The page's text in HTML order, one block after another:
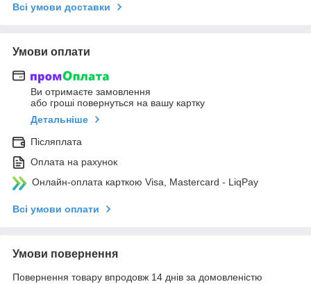
Всі умови доставки
Умови оплати
Ви отримаєте замовлення
або гроші повернуться на вашу картку
Детальніше
Післяплата
Оплата на рахунок
Онлайн-оплата карткою Visa, Mastercard - LiqPay
Всі умови оплати
Умови повернення
Повернення товару впродовж 14 днів за домовленістю